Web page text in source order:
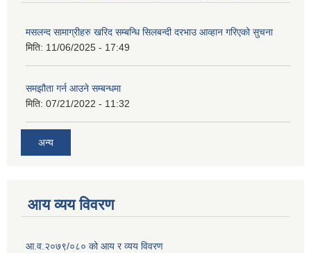
मसलन्द सामाग्रीहरु खरिद सम्बन्धि सिलबन्दी दरभाउ आव्हान गरिएको सुचना
मिति: 11/06/2025 - 17:49
समझौता गर्न आउने सम्बन्धमा
मिति: 07/21/2022 - 11:32
अन्य
आय व्यय विवरण
आ.व.२०७९/०८० को आय र व्यय विवरण